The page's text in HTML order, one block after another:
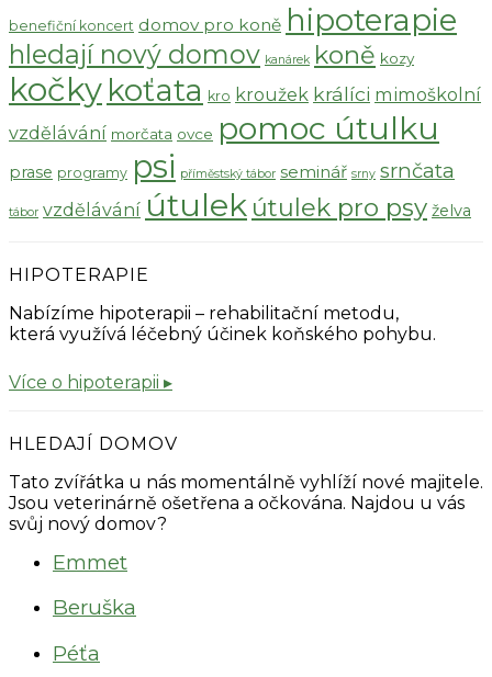
benefiční koncert domov pro koně hipoterapie
hledají nový domov kanárek koně kozy
kočky koťata kro kroužek králíci mimoškolní
vzdělávání morčata ovce pomoc útulku
prase programy psi příměstský tábor seminář srny srnčata
tábor vzdělávání útulek útulek pro psy želva
HIPOTERAPIE
Nabízíme hipoterapii – rehabilitační metodu,
která využívá léčebný účinek koňského pohybu.
Více o hipoterapii ▸
HLEDAJÍ DOMOV
Tato zvířátka u nás momentálně vyhlíží nové majitele.
Jsou veterinárně ošetřena a očkována. Najdou u vás
svůj nový domov?
Emmet
Beruška
Péťa